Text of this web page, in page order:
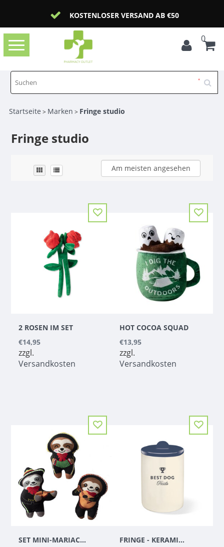
KOSTENLOSER VERSAND AB €50
Toggle
navigation
0
Startseite > Marken > Fringe studio
Fringe studio
Am meisten angesehen
2 ROSEN IM SET
€14,95
zzgl.
Versandkosten
HOT COCOA SQUAD
€13,95
zzgl.
Versandkosten
SET MINI-MARIACHIS
FRINGE - KERAMIK-LECKERLI-GLAS BEST DOG NAVY